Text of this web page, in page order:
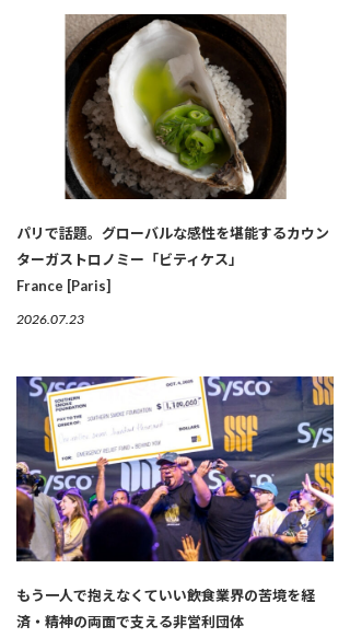
パリで話題。グローバルな感性を堪能するカウン
ターガストロノミー「ビティケス」
France [Paris]
2026.07.23
もう一人で抱えなくていい――飲食業界の苦境を経
済・精神の両面で支える非営利団体